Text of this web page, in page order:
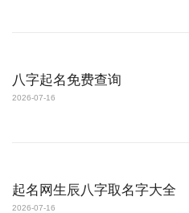
八字起名免费查询
2026-07-16
起名网生辰八字取名字大全
2026-07-16